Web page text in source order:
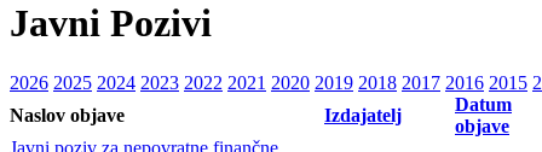
Javni Pozivi
2026 2025 2024 2023 2022 2021 2020 2019 2018 2017 2016 2015
Naslov objave
Izdajatelj
Datum
objave
Javni poziv za nepovratne finančne